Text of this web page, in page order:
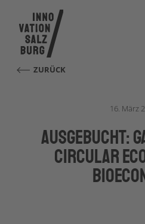
ZURÜCK
16. März
AUSGEBUCHT:
Circular